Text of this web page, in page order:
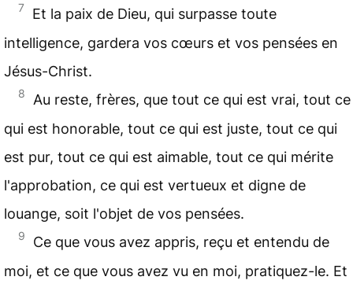
7
Et la paix de Dieu, qui surpasse toute
intelligence, gardera vos cœurs et vos pensées en
Jésus-Christ.
8
Au reste, frères, que tout ce qui est vrai, tout ce
qui est honorable, tout ce qui est juste, tout ce qui
est pur, tout ce qui est aimable, tout ce qui mérite
l'approbation, ce qui est vertueux et digne de
louange, soit l'objet de vos pensées.
9
Ce que vous avez appris, reçu et entendu de
moi, et ce que vous avez vu en moi, pratiquez-le. Et